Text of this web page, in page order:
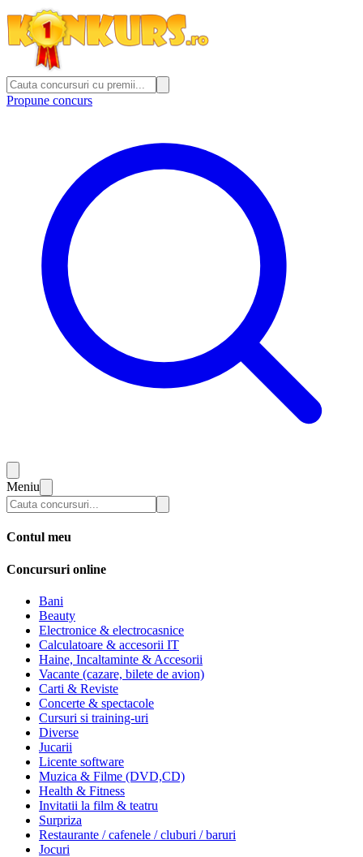
Propune concurs
Meniu
Contul meu
Concursuri online
Bani
Beauty
Electronice & electrocasnice
Calculatoare & accesorii IT
Haine, Incaltaminte & Accesorii
Vacante (cazare, bilete de avion)
Carti & Reviste
Concerte & spectacole
Cursuri si training-uri
Diverse
Jucarii
Licente software
Muzica & Filme (DVD,CD)
Health & Fitness
Invitatii la film & teatru
Surpriza
Restaurante / cafenele / cluburi / baruri
Jocuri